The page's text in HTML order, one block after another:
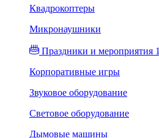
Квадрокоптеры
Микронаушники
Праздники и мероприятия 1
Корпоративные игры
Звуковое оборудование
Световое оборудование
Дымовые машины